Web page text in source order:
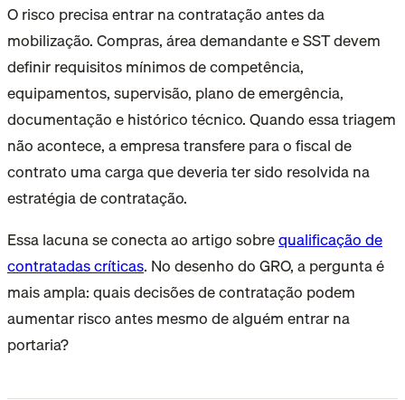
O risco precisa entrar na contratação antes da
mobilização. Compras, área demandante e SST devem
definir requisitos mínimos de competência,
equipamentos, supervisão, plano de emergência,
documentação e histórico técnico. Quando essa triagem
não acontece, a empresa transfere para o fiscal de
contrato uma carga que deveria ter sido resolvida na
estratégia de contratação.
Essa lacuna se conecta ao artigo sobrequalificação de
contratadas críticas. No desenho do GRO, a pergunta é
mais ampla: quais decisões de contratação podem
aumentar risco antes mesmo de alguém entrar na
portaria?